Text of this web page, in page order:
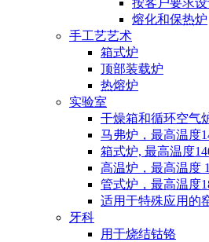
按客户要求
熔化和保热炉
手工艺艺术
箱式炉
顶部装载炉
热熔炉
实验室
干燥箱和循环空气
马弗炉，最高温度
箱式炉, 最高温度
高温炉，最高温度
管式炉，最高温度
适用于特殊应用的
牙科
用于烧结钴铬